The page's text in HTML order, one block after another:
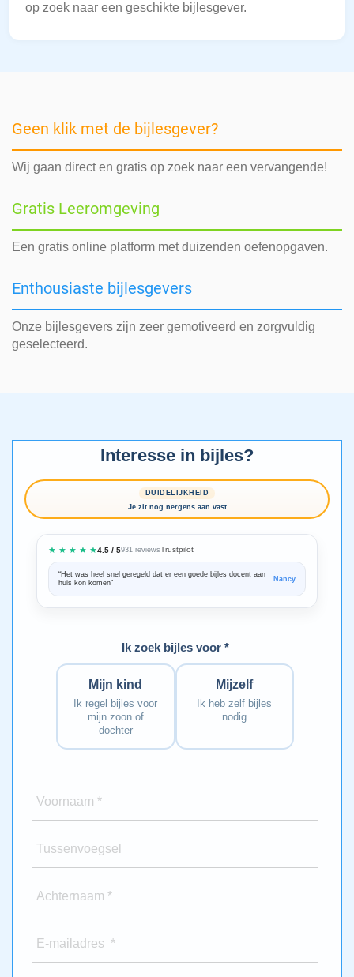
op zoek naar een geschikte bijlesgever.
Geen klik met de bijlesgever?
Wij gaan direct en gratis op zoek naar een vervangende!
Gratis Leeromgeving
Een gratis online platform met duizenden oefenopgaven.
Enthousiaste bijlesgevers
Onze bijlesgevers zijn zeer gemotiveerd en zorgvuldig
geselecteerd.
Interesse in bijles?
DUIDELIJKHEID
Je zit nog nergens aan vast
★ ★ ★ ★ ★4.5 / 5931 reviewsTrustpilot
“Het was heel snel geregeld dat er een goede bijles docent aan
huis kon komen”
Nancy
Ik zoek bijles voor *
Mijn kind
Ik regel bijles voor
mijn zoon of
dochter
Mijzelf
Ik heb zelf bijles
nodig
Voornaam *
Tussenvoegsel
Achternaam *
E-mailadres *